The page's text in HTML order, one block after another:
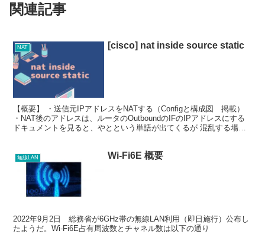
関連記事
NAT [cisco] nat inside source static
【概要】 ・送信元IPアドレスをNATする（Configと構成図 掲載）
・NAT後のアドレスは、ルータのOutboundのIFのIPアドレスにする
ドキュメントを見ると、やとという単語が出てくるが 混乱する場合
無線LAN Wi-Fi6E 概要
2022年9月2日 総務省が6GHz帯の無線LAN利用（即日施行）公布し
たようだ。Wi-Fi6E占有周波数とチャネル数は以下の通り